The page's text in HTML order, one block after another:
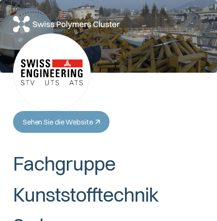
Sehen Sie die Website
Fachgruppe
Kunststofftechnik